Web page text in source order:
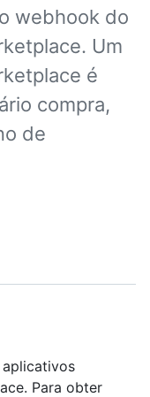
webhook do
Um
é
compra,
de
Para obter